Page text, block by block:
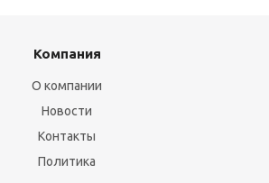
Компания
О компании
Новости
Контакты
Политика